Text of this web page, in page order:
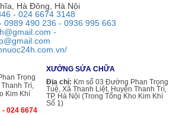
Hà Đông, Hà Nội
- 024 6674 3148
0989 490 236 - 0936 995 663
-
Trọng
Trì,
Kim Khí
- 024 6674
XƯỞNG SỬA CHỮA
Địa chỉ: Km số 03 Đường Phan Trọng
Tuệ, Xã Thanh Liệt, Huyện Thanh Trì,
TP. Hà Nội (Trong Tổng Kho Kim Khí
Số 1)